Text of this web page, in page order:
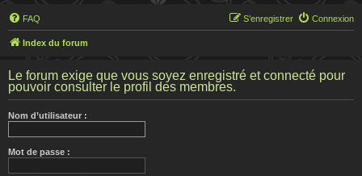
FAQ Connexion
S’enregistrer
Index du forum
Le forum exige que vous soyez enregistré et connecté pour
pouvoir consulter le profil des membres.
Nom d’utilisateur :
Mot de passe :